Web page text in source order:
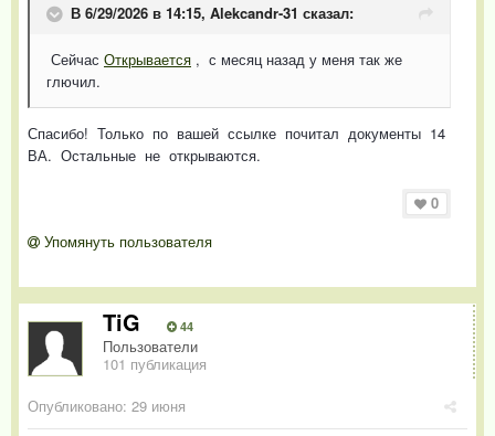
В 6/29/2026 в 14:15, Alekcandr-31 сказал:
Сейчас Открывается , с месяц назад у меня так же
глючил.
Спасибо! Только по вашей ссылке почитал документы 14
ВА. Остальные не открываются.
0
Упомянуть пользователя
TiG 44
Пользователи
101 публикация
Опубликовано: 29 июня